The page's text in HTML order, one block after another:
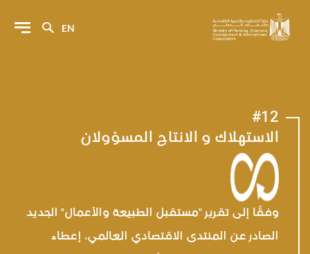
EN
#12
الاستهلاك و الانتاج المسؤولان
وفقًا إلى تقرير "مستقبل الطبيعة والأعمال" الجديد
الصادر عن المنتدى الاقتصادي العالمي، إعطاء